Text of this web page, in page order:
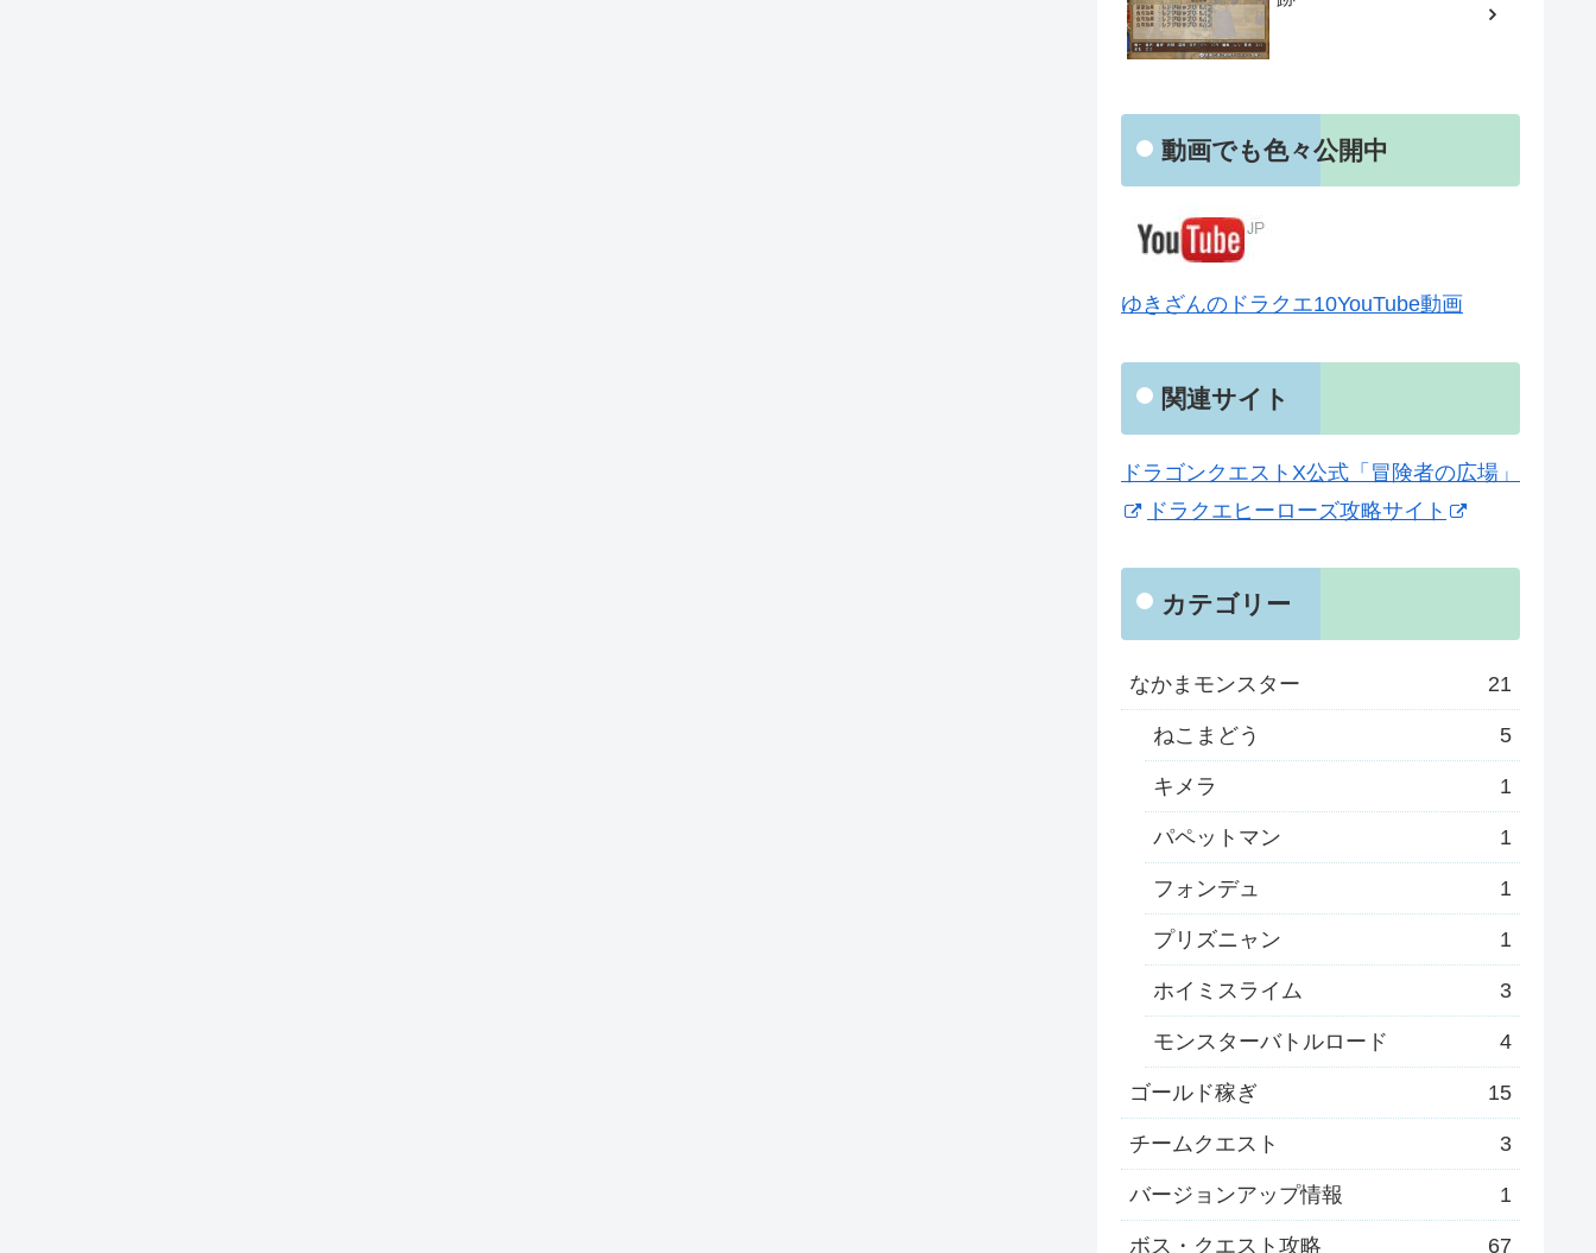
動画でも色々公開中
ゆきざんのドラクエ10YouTube動画
関連サイト
ドラゴンクエストX公式「冒険者の広場」
ドラクエヒーローズ攻略サイト
カテゴリー
なかまモンスター 21
ねこまどう 5
キメラ 1
パペットマン 1
フォンデュ 1
プリズニャン 1
ホイミスライム 3
モンスターバトルロード 4
ゴールド稼ぎ 15
チームクエスト 3
バージョンアップ情報 1
ボス・クエスト攻略 67